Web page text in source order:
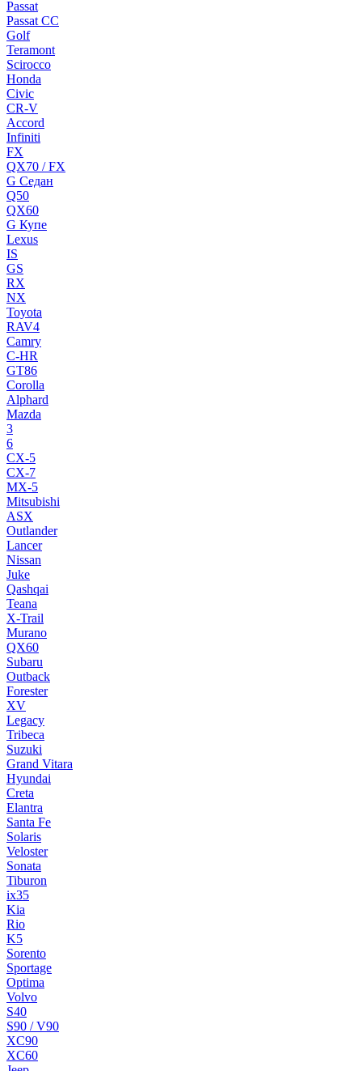
Passat
Passat CC
Golf
Teramont
Scirocco
Honda
Civic
CR-V
Accord
Infiniti
FX
QX70 / FX
G Cедан
Q50
QX60
G Купе
Lexus
IS
GS
RX
NX
Toyota
RAV4
Camry
C-HR
GT86
Corolla
Alphard
Mazda
3
6
CX-5
CX-7
MX-5
Mitsubishi
ASX
Outlander
Lancer
Nissan
Juke
Qashqai
Teana
X-Trail
Murano
QX60
Subaru
Outback
Forester
XV
Legacy
Tribeca
Suzuki
Grand Vitara
Hyundai
Creta
Elantra
Santa Fe
Solaris
Veloster
Sonata
Tiburon
ix35
Kia
Rio
K5
Sorento
Sportage
Optima
Volvo
S40
S90 / V90
XC90
XC60